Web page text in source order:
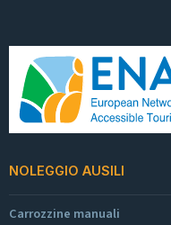
NOLEGGIO AUSILI
Carrozzine manuali